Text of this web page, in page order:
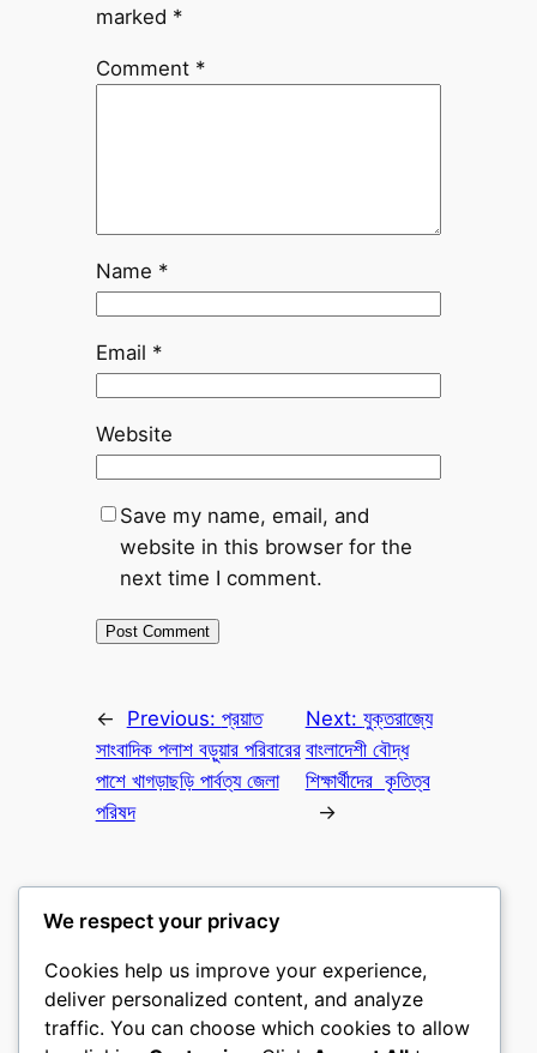
marked *
Comment *
Name *
Email *
Website
Save my name, email, and
website in this browser for the
next time I comment.
← Previous: প্রয়াত
সাংবাদিক পলাশ বড়ুয়ার পরিবারের
পাশে খাগড়াছড়ি পার্বত্য জেলা
পরিষদ
Next: যুক্তরাজ্যে
বাংলাদেশী বৌদ্ধ
শিক্ষার্থীদের কৃতিত্ব
→
বুড্ডিস্ট নিউজ পোর্টাল
তথাগত অনলাইন
We respect your privacy
Cookies help us improve your experience,
deliver personalized content, and analyze
traffic. You can choose which cookies to allow